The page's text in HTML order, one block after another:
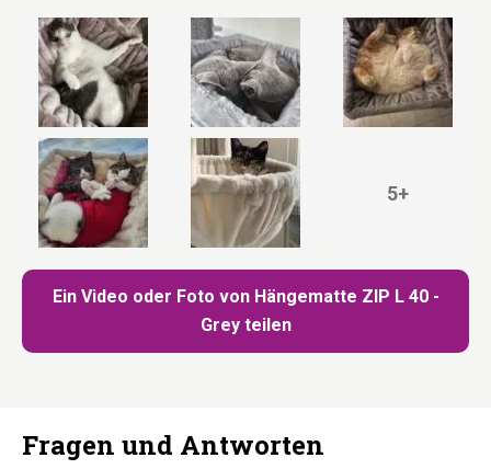
Ein Video oder Foto von Hängematte ZIP L 40 -
Grey teilen
5+
Fragen und Antworten